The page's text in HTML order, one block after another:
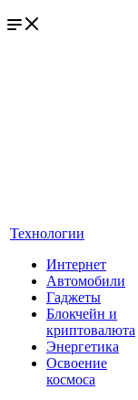
Технологии
Интернет
Автомобили
Гаджеты
Блокчейн и
криптовалюта
Энергетика
Освоение
космоса